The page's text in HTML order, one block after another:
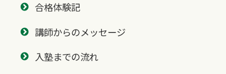
合格体験記
講師からのメッセージ
入塾までの流れ